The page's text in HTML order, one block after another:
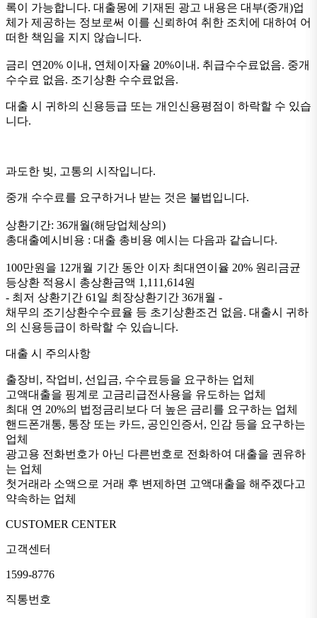
록이 가능합니다. 대출몽에 기재된 광고 내용은 대부(중개)업
체가 제공하는 정보로써 이를 신뢰하여 취한 조치에 대하여 어
떠한 책임을 지지 않습니다.
금리 연20% 이내, 연체이자율 20%이내. 취급수수료없음. 중개
수수료 없음. 조기상환 수수료없음.
대출 시 귀하의 신용등급 또는 개인신용평점이 하락할 수 있습
니다.
과도한 빚, 고통의 시작입니다.
중개 수수료를 요구하거나 받는 것은 불법입니다.
상환기간: 36개월(해당업체상의)
총대출예시비용 : 대출 총비용 예시는 다음과 같습니다.
100만원을 12개월 기간 동안 이자 최대연이율 20% 원리금균
등상환 적용시 총상환금액 1,111,614원
- 최저 상환기간 61일 최장상환기간 36개월 -
채무의 조기상환수수료율 등 초기상환조건 없음. 대출시 귀하
의 신용등급이 하락할 수 있습니다.
대출 시 주의사항
출장비, 작업비, 선입금, 수수료등을 요구하는 업체
고액대출을 핑계로 고금리급전사용을 유도하는 업체
최대 연 20%의 법정금리보다 더 높은 금리를 요구하는 업체
핸드폰개통, 통장 또는 카드, 공인인증서, 인감 등을 요구하는
업체
광고용 전화번호가 아닌 다른번호로 전화하여 대출을 권유하
는 업체
첫거래라 소액으로 거래 후 변제하면 고액대출을 해주겠다고
약속하는 업체
CUSTOMER CENTER
고객센터
1599-8776
직통번호